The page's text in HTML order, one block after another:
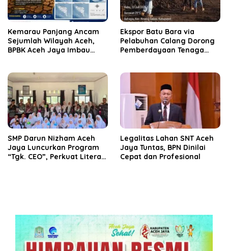
Kemarau Panjang Ancam
Sejumlah Wilayah Aceh,
BPBK Aceh Jaya Imbau
‎Ekspor Batu Bara via
Pelabuhan Calang Dorong
Pemberdayaan Tenaga
SMP Darun Nizham Aceh
Jaya Luncurkan Program
“Tgk. CEO”, Perkuat Literasi
Legalitas Lahan SNT Aceh
Jaya Tuntas, BPN Dinilai
Cepat dan Profesional